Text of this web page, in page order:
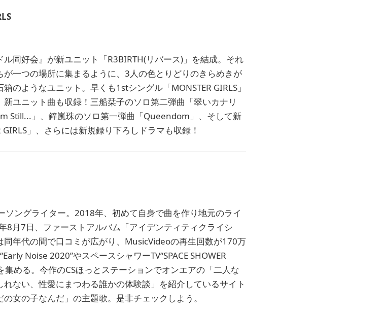
ル同好会』が新ユニット「R3BIRTH(リバース)」を結成。それ
一つの場所に集まるように、3人の色とりどりのきらめきが
のようなユニット。早くも1stシングル「MONSTER GIRLS」
ユニット曲も収録！三船栞子のソロ第二弾曲「翠いカナリ
Still...」、鐘嵐珠のソロ第一弾曲「Queendom」、そして新
」、さらには新規録り下ろしドラマも収録！
ングライター。2018年、初めて自身で曲を作り地元のライ
8月7日、ファーストアルバム「アイデンティティクライシ
年代の間で口コミが広がり、MusicVideoの再生回数が170万
Noise 2020”やスペースシャワーTV“SPACE SHOWER
集める。今作のCSほっとステーションでオンエアの「二人な
ない、性愛にまつわる誰かの体験談」を紹介しているサイト
女の子なんだ」の主題歌。是非チェックしよう。